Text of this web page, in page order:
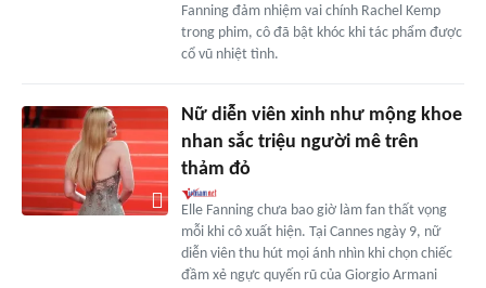
Fanning đảm nhiệm vai chính Rachel Kemp
trong phim, cô đã bật khóc khi tác phẩm được
cổ vũ nhiệt tình.
Nữ diễn viên xinh như mộng khoe
nhan sắc triệu người mê trên
thảm đỏ
Elle Fanning chưa bao giờ làm fan thất vọng
mỗi khi cô xuất hiện. Tại Cannes ngày 9, nữ
diễn viên thu hút mọi ánh nhìn khi chọn chiếc
đầm xẻ ngực quyến rũ của Giorgio Armani